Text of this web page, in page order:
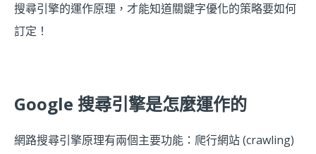
搜尋引擎的運作原理，才能知道關鍵字優化的策略要如何
訂定！
Google 搜尋引擎是怎麼運作的
網路搜尋引擎原理有兩個主要功能：爬行網站 (crawling)